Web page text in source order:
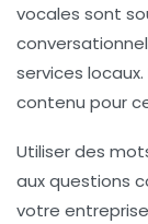
vocales sont
services
contenu pour
Utiliser des
aux questions
votre